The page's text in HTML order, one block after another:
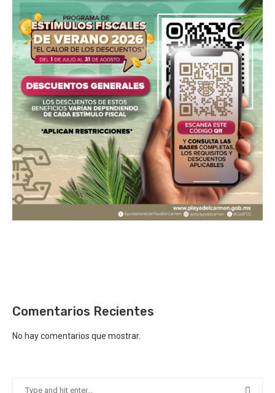
Comentarios Recientes
No hay comentarios que mostrar.